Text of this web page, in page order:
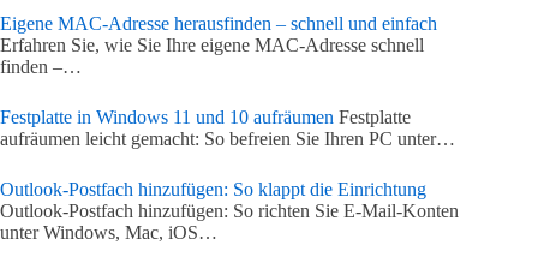
Eigene MAC-Adresse herausfinden – schnell und einfach
Erfahren Sie, wie Sie Ihre eigene MAC-Adresse schnell
finden –…
Festplatte in Windows 11 und 10 aufräumen Festplatte
aufräumen leicht gemacht: So befreien Sie Ihren PC unter…
Outlook-Postfach hinzufügen: So klappt die Einrichtung
Outlook-Postfach hinzufügen: So richten Sie E-Mail-Konten
unter Windows, Mac, iOS…